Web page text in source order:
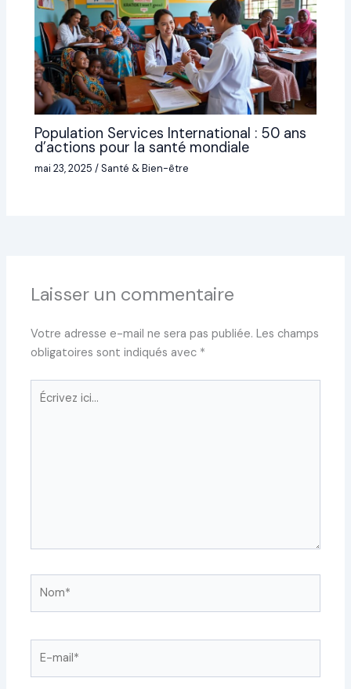
Population Services International : 50 ans
d’actions pour la santé mondiale
mai 23, 2025/Santé & Bien-être
Laisser un commentaire
Votre adresse e-mail ne sera pas publiée. Les champs
obligatoires sont indiqués avec *
Écrivez
ici…